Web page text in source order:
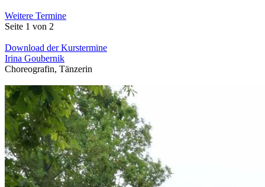
Weitere Termine
Seite 1 von 2
Download der Kurstermine
Irina Goubernik
Choreografin, Tänzerin